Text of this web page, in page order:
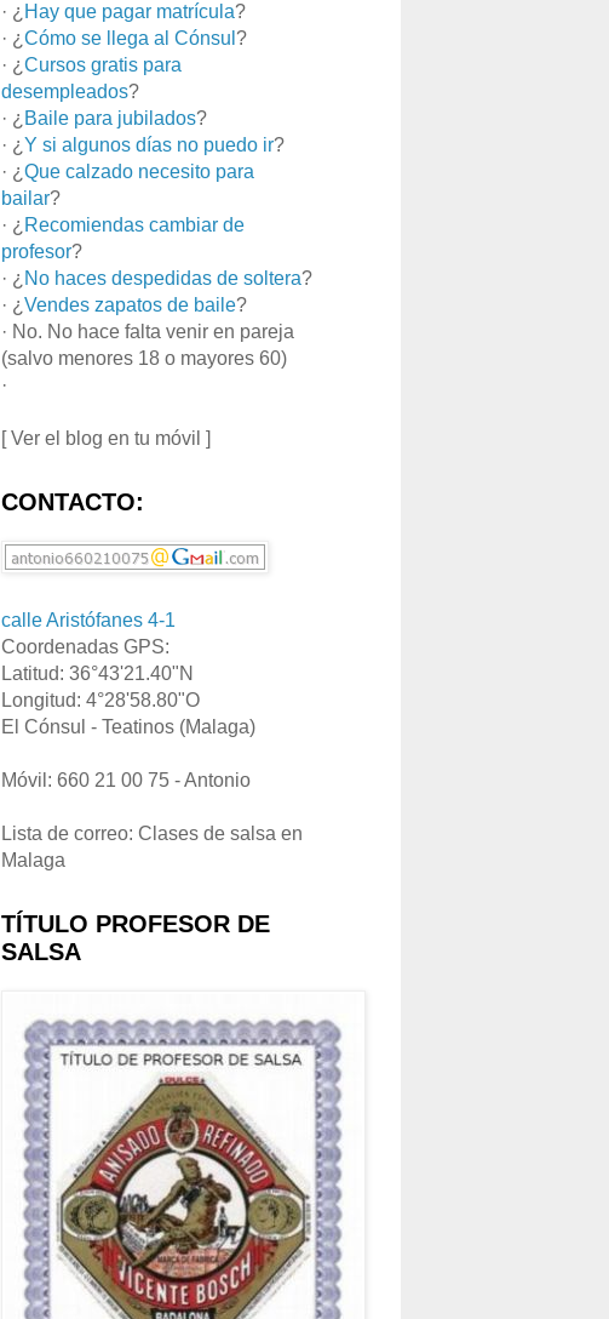
· ¿ Hay que pagar matrícula?
· ¿ Cómo se llega al Cónsul ?
· ¿ Cursos gratis para
desempleados?
· ¿ Baile para jubilados?
· ¿ Y si algunos días no puedo ir?
· ¿ Que calzado necesito para
bailar?
· ¿ Recomiendas cambiar de
profesor?
· ¿ No haces despedidas de soltera?
· ¿ Vendes zapatos de baile?
· No. No hace falta venir en pareja
(salvo menores 18 o mayores 60)
·
[ Ver el blog en tu móvil ]
CONTACTO:
calle Aristófanes 4-1
Coordenadas GPS:
Latitud: 36°43'21.40"N
Longitud: 4°28'58.80"O
El Cónsul - Teatinos (Malaga)
Móvil: 660 21 00 75 - Antonio
Lista de correo: Clases de salsa en
Malaga
TÍTULO PROFESOR DE
SALSA